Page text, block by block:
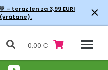
💚 – teraz len za 3,99 EUR!
(vrátane).
×
0,00 €